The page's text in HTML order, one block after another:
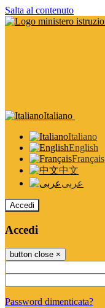
Salta al contenuto
Italiano
Italiano
English
Français
中文
عربى
Accedi
Accedi
button close ×
Password dimenticata?